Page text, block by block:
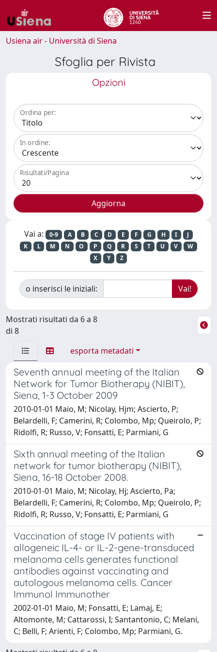
Usiena air - Università di Siena
Sfoglia per Rivista
Opzioni
Ordina per:
In ordine:
Risultati/Pagina
Vai a: 0-9 A B C D E F G H I
J
K
L M N O P Q R S T U V
W
X
Y Z
o inserisci le iniziali:
Mostrati risultati da 6 a 8
di 8
esporta metadati
Seventh annual meeting of the Italian
Network for Tumor Biotherapy (NIBIT),
Siena, 1-3 October 2009
2010-01-01 Maio, M; Nicolay, Hjm; Ascierto, P;
Belardelli, F; Camerini, R; Colombo, Mp; Queirolo, P;
Ridolfi, R; Russo, V; Fonsatti, E; Parmiani, G
Sixth annual meeting of the Italian
network for tumor biotherapy (NIBIT),
Siena, 16-18 October 2008.
2010-01-01 Maio, M; Nicolay, Hj; Ascierto, Pa;
Belardelli, F; Camerini, R; Colombo, Mp; Queirolo, P;
Ridolfi, R; Russo, V; Fonsatti, E; Parmiani, G
Vaccination of stage IV patients with
allogeneic IL-4- or IL-2-gene-transduced
melanoma cells generates functional
antibodies against vaccinating and
autologous melanoma cells. Cancer
Immunol Immunother
2002-01-01 Maio, M; Fonsatti, E; Lamaj, E;
Altomonte, M; Cattarossi, I; Santantonio, C; Melani,
C; Belli, F; Arienti, F; Colombo, Mp; Parmiani, G.